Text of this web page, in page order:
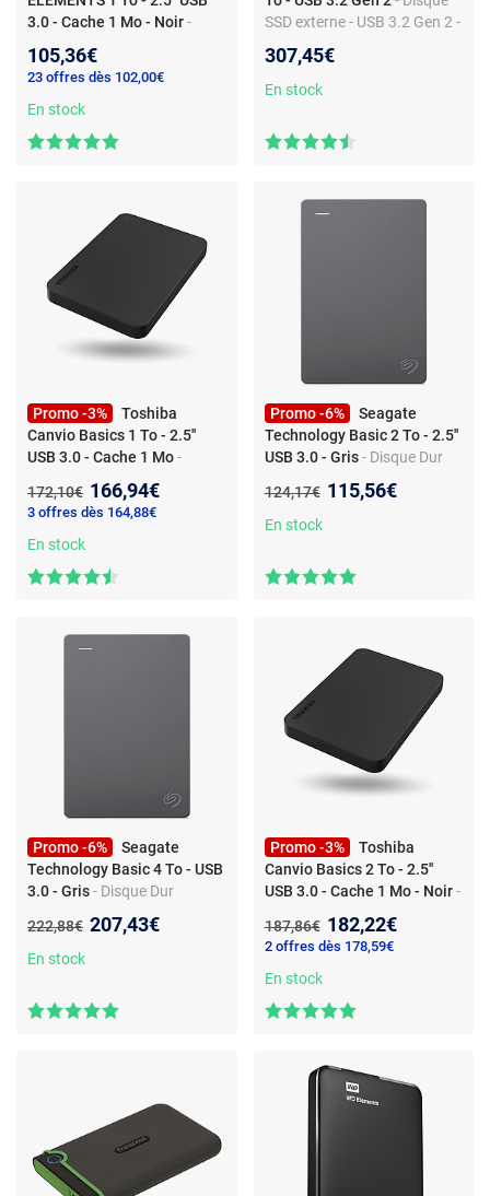
3.0 - Cache 1 Mo - Noir-
2.5'' - Cache 1 Mo
105,36€
23 offres dès 102,00€
En stock
SSD externe - USB 3.2 Gen 2 -
307,45€
En stock
Promo -3%
Toshiba
Canvio Basics 1 To - 2.5''
USB 3.0 - Cache 1 Mo-
2.5'' - Cache 1 Mo
Ancien prix :
172,10€ Nouveau prix :
166,94€
3 offres dès 164,88€
En stock
Promo -6%
Seagate
Technology Basic 2 To - 2.5''
USB 3.0 - Gris - Disque Dur
Ancien prix :
124,17€ Nouveau prix :
115,56€
En stock
Promo -6%
Seagate
Technology Basic 4 To - USB
3.0 - Gris- Disque Dur
Ancien prix :
222,88€ Nouveau prix :
207,43€
En stock
Promo -3%
Toshiba
Canvio Basics 2 To - 2.5''
USB 3.0 - Cache 1 Mo - Noir -
2.5'' - Cache 1 Mo
Ancien prix :
187,86€ Nouveau prix :
182,22€
2 offres dès 178,59€
En stock